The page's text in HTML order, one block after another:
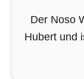
Der Noso
Hubert und
durch